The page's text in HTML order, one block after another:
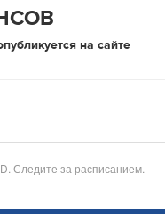
на сайте
Следите за расписанием.